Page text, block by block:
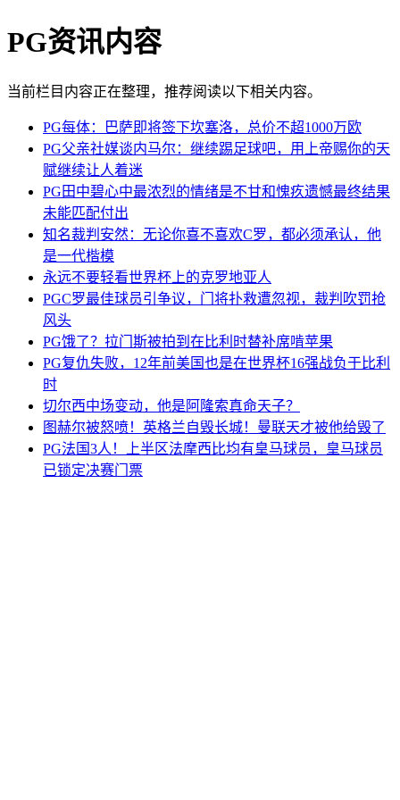
PG资讯内容
当前栏目内容正在整理，推荐阅读以下相关内容。
PG每体：巴萨即将签下坎塞洛，总价不超1000万欧
PG父亲社媒谈内马尔：继续踢足球吧，用上帝赐你的天
赋继续让人着迷
PG田中碧心中最浓烈的情绪是不甘和愧疚遗憾最终结果
未能匹配付出
知名裁判安然：无论你喜不喜欢C罗，都必须承认，他
是一代楷模
永远不要轻看世界杯上的克罗地亚人
PGC罗最佳球员引争议，门将扑救遭忽视，裁判吹罚抢
风头
PG饿了？拉门斯被拍到在比利时替补席啃苹果
PG复仇失败，12年前美国也是在世界杯16强战负于比利
时
切尔西中场变动，他是阿隆索真命天子？
图赫尔被怒喷！英格兰自毁长城！曼联天才被他给毁了
PG法国3人！上半区法摩西比均有皇马球员，皇马球员
已锁定决赛门票